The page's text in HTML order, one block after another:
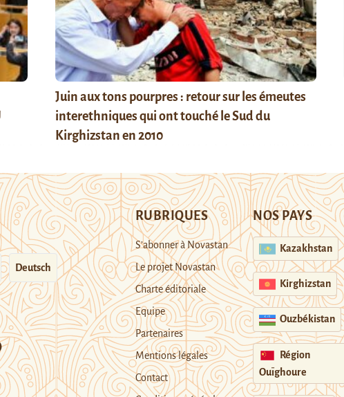
Juin aux tons pourpres : retour sur les émeutes
interethniques qui ont touché le Sud du
Kirghizstan en 2010
Deutsch
RUBRIQUES
S’abonner à Novastan
Le projet Novastan
Charte éditoriale
Equipe
Partenaires
Mentions légales
Contact
NOS PAYS
Kazakhstan
Kirghizstan
Ouzbékistan
Région
Ouïghoure